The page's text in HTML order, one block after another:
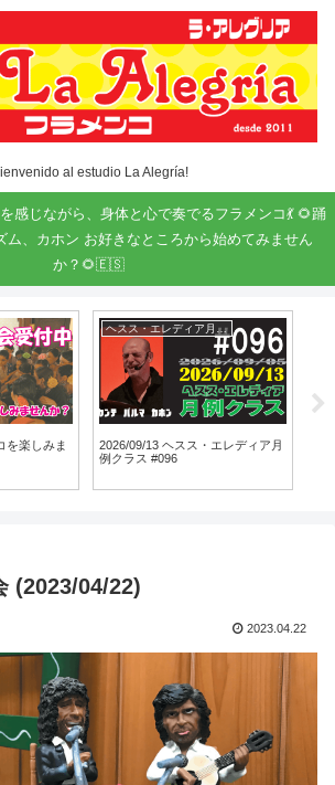
al estudio La Alegría!
感じながら、身体と心で奏でるフラメンコ💃 🌻踊
ム、カホン お好きなところから始めてみません
か？🌻🇪🇸
を楽しみま
ヘスス・エレディア月例クラス
2026/09/13 ヘスス・エレディア月
例クラス #096
(2023/04/22)
2023.04.22